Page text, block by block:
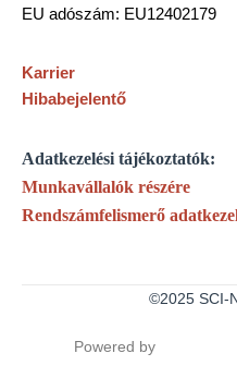
EU adószám: EU12402179
Karrier
Hibabejelentő
Adatkezelési tájékoztatók:
Munkavállalók részére
Rendszámfelismerő
©2025 SCI-
Powered by